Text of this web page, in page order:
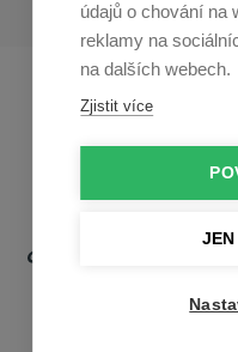
údajů o chování na
reklamy na
na dalších webech.
Zjistit více
JEN
Profikuchar.sk